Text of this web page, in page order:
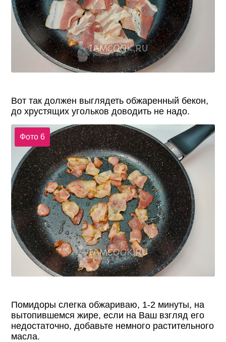
Вот так должен выглядеть обжаренный бекон,
до хрустящих угольков доводить не надо.
Фото 6
Помидоры слегка обжариваю, 1-2 минуты, на
вытопившемся жире, если на Ваш взгляд его
недостаточно, добавьте немного растительного
масла.